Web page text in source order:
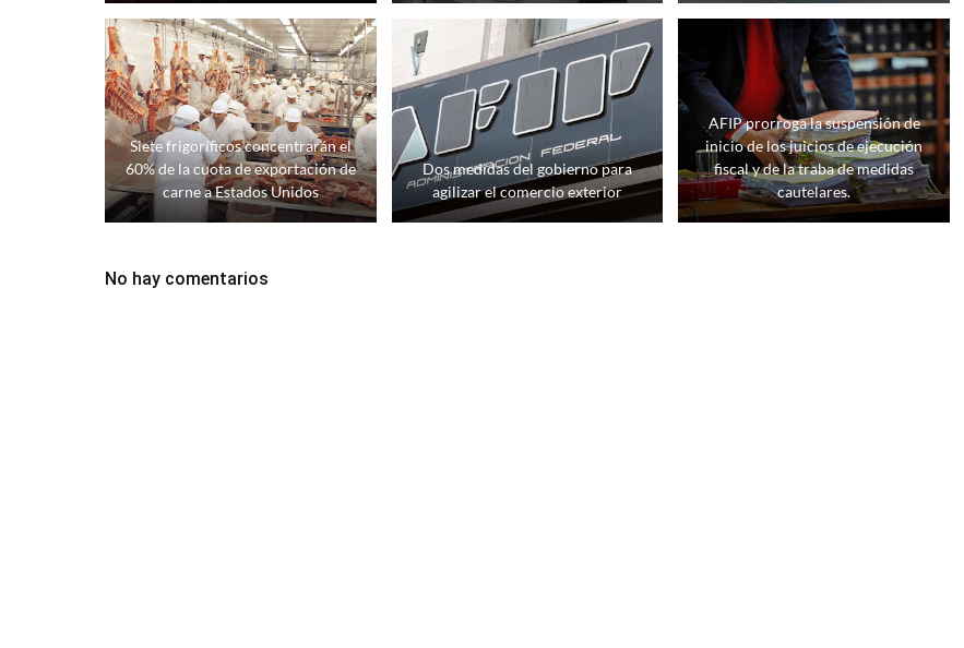
Siete frigoríficos concentrarán el
60% de la cuota de exportación de
carne a Estados Unidos
Dos medidas del gobierno para
agilizar el comercio exterior
AFIP prorroga la suspensión de
inicio de los juicios de ejecución
fiscal y de la traba de medidas
cautelares.
No hay comentarios